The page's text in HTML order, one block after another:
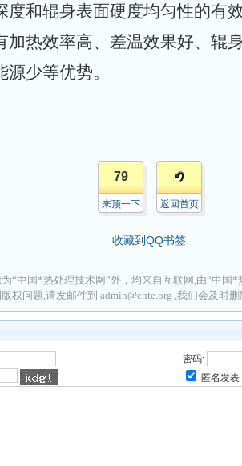
度和辊身表面硬度均匀性的有
加热效率高、差温效果好、辊
少等优势。
79
来顶一下 返回首页
收藏到QQ书签
为“中国*热处理技术网”外，均来自互联网,由“中国
权问题,请发邮件到 admin@chte.org ,我们会及时
密码:
匿名发表